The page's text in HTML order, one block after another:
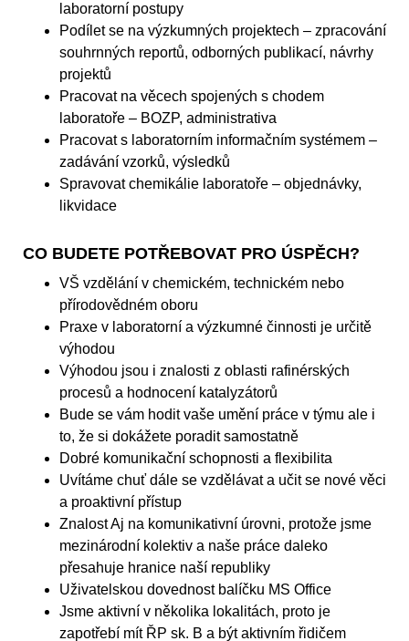
laboratorní postupy
Podílet se na výzkumných projektech – zpracování
souhrnných reportů, odborných publikací, návrhy
projektů
Pracovat na věcech spojených s chodem
laboratoře – BOZP, administrativa
Pracovat s laboratorním informačním systémem –
zadávání vzorků, výsledků
Spravovat chemikálie laboratoře – objednávky,
likvidace
CO BUDETE POTŘEBOVAT PRO ÚSPĚCH?
VŠ vzdělání v chemickém, technickém nebo
přírodovědném oboru
Praxe v laboratorní a výzkumné činnosti je určitě
výhodou
Výhodou jsou i znalosti z oblasti rafinérských
procesů a hodnocení katalyzátorů
Bude se vám hodit vaše umění práce v týmu ale i
to, že si dokážete poradit samostatně
Dobré komunikační schopnosti a flexibilita
Uvítáme chuť dále se vzdělávat a učit se nové věci
a proaktivní přístup
Znalost Aj na komunikativní úrovni, protože jsme
mezinárodní kolektiv a naše práce daleko
přesahuje hranice naší republiky
Uživatelskou dovednost balíčku MS Office
Jsme aktivní v několika lokalitách, proto je
zapotřebí mít ŘP sk. B a být aktivním řidičem